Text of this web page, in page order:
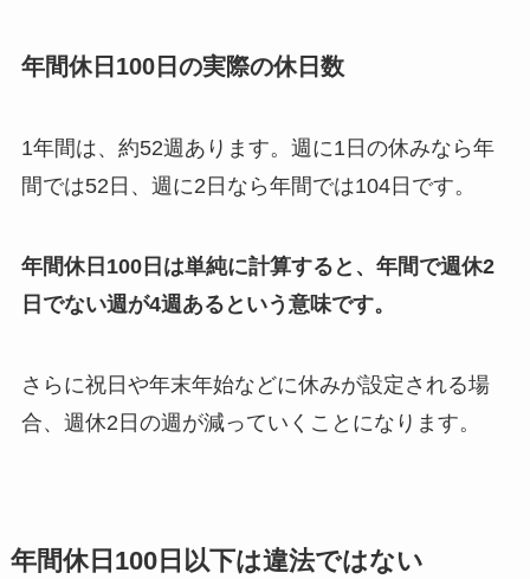
年間休日100日の実際の休日数
1年間は、約52週あります。週に1日の休みなら年
間では52日、週に2日なら年間では104日です。
年間休日100日は単純に計算すると、年間で週休2
日でない週が4週あるという意味です。
さらに祝日や年末年始などに休みが設定される場
合、週休2日の週が減っていくことになります。
年間休日100日以下は違法ではない